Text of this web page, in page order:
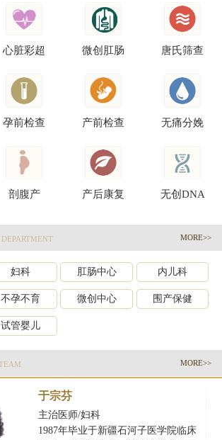
心脏彩超 微创肛肠 唐氏筛查
孕前检查 产前检查 无痛分娩
剖腹产 产后康复 无创DNA
DEPARTMENT MORE>>
妇科 肛肠中心 内儿科
不孕不育 微创中心 围产保健
试管婴儿
MORE>>
于宗芬
主治医师/妇科
1987年毕业于新疆石河子医学院临床